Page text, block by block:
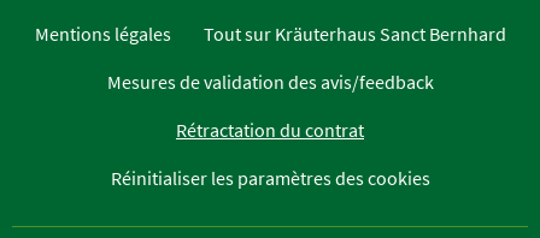
Mentions légales
Tout sur Kräuterhaus Sanct Bernhard
Mesures de validation des avis/feedback
Rétractation du contrat
Réinitialiser les paramètres des cookies